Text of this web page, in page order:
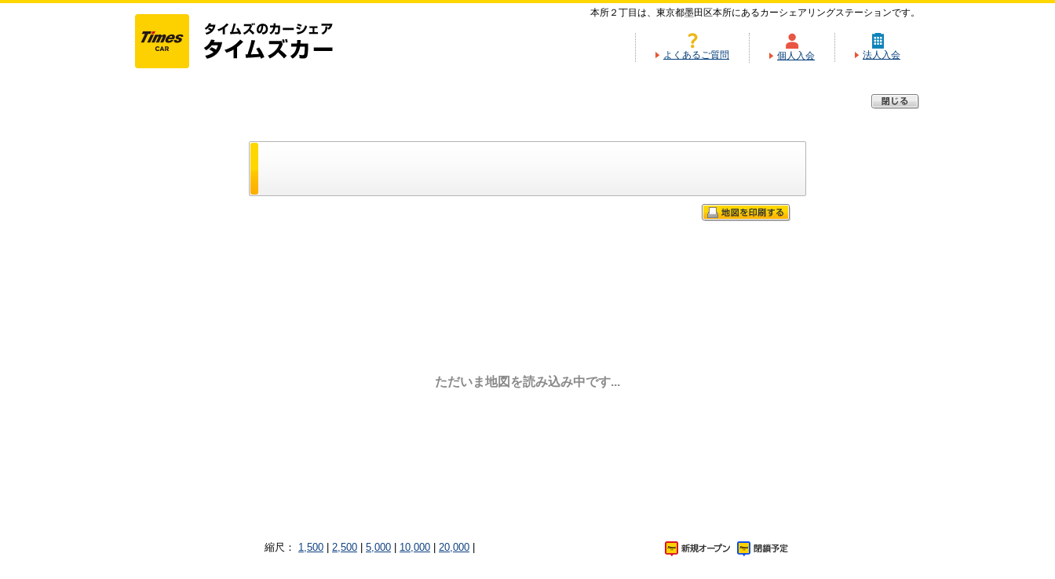
本所２丁目は、東京都墨田区本所にあるカーシェアリングステーションです。
よくあるご質問 個人入会 法人入会
ただいま地図を読み込み中です...
縮尺： 1,500 2,500 5,000 10,000 20,000